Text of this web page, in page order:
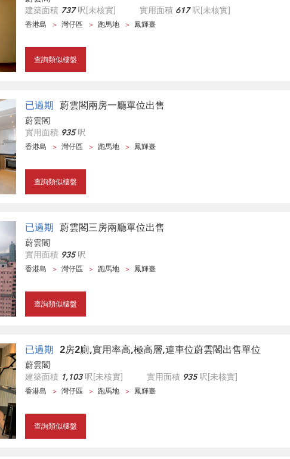
建築面積 737呎[未核實] 實用面積 617呎[未核實]
香港島 灣仔區 跑馬地 鳳輝臺
查詢類似樓盤
已過期 蔚雲閣兩房一廳單位出售
蔚雲閣
實用面積 935呎
香港島 灣仔區 跑馬地 鳳輝臺
查詢類似樓盤
已過期 蔚雲閣三房兩廳單位出售
蔚雲閣
實用面積 935呎
香港島 灣仔區 跑馬地 鳳輝臺
查詢類似樓盤
已過期 2房2廁,實用率高,極高層,連車位蔚雲閣出售單位
蔚雲閣
建築面積 1,103呎[未核實] 實用面積 935呎[未核實]
香港島 灣仔區 跑馬地 鳳輝臺
查詢類似樓盤